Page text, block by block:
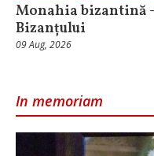
Monahia bizantină
Bizanțului
09 Aug, 2026
In memoriam